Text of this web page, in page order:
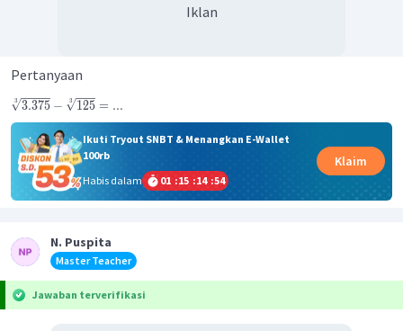
Iklan
Pertanyaan
3 3.375 − 3 125 = ...
Ikuti Tryout SNBT & Menangkan E-Wallet
100rb
Habis dalam
01 :15 :14 :54
Klaim
N. Puspita
Master Teacher
Jawaban terverifikasi